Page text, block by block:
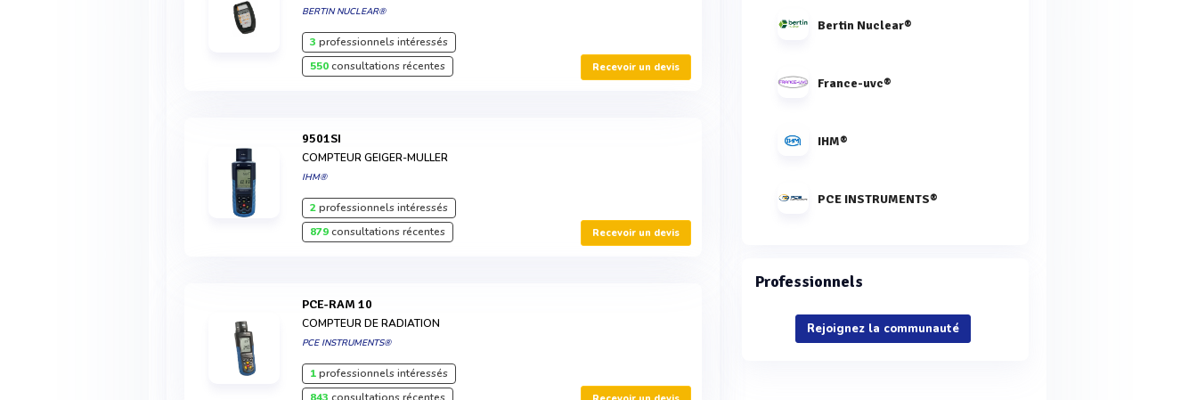
BERTIN NUCLEAR®
3 professionnels intéressés
550consultations récentes Recevoir un devis
9501SI
COMPTEUR GEIGER-MULLER
IHM®
2professionnels intéressés
879consultations récentes Recevoir un devis
PCE-RAM 10
COMPTEUR DE RADIATION
PCE INSTRUMENTS®
1professionnels intéressés
Bertin Nuclear®
France-uvc®
IHM®
PCE INSTRUMENTS®
Professionnels
Rejoignez la communauté